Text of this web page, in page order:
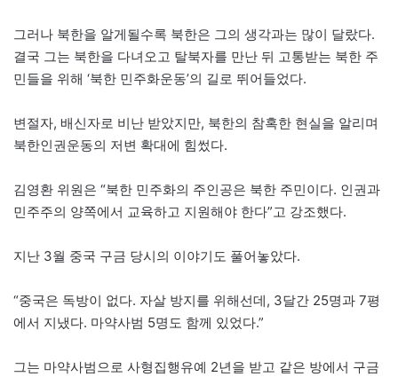
그러나 북한을 알게될수록 북한은 그의 생각과는 많이 달랐다.
결국 그는 북한을 다녀오고 탈북자를 만난 뒤 고통받는 북한 주
민들을 위해 ‘북한 민주화운동’의 길로 뛰어들었다.
변절자, 배신자로 비난 받았지만, 북한의 참혹한 현실을 알리며
북한인권운동의 저변 확대에 힘썼다.
김영환 위원은 “북한 민주화의 주인공은 북한 주민이다. 인권과
민주주의 양쪽에서 교육하고 지원해야 한다”고 강조했다.
지난 3월 중국 구금 당시의 이야기도 풀어놓았다.
“중국은 독방이 없다. 자살 방지를 위해선데, 3달간 25명과 7평
에서 지냈다. 마약사범 5명도 함께 있었다.”
그는 마약사범으로 사형집행유예 2년을 받고 같은 방에서 구금